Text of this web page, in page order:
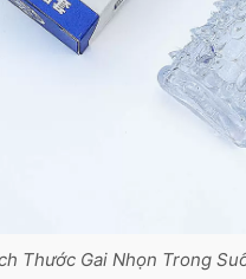
Thước Gai Nhọn Trong